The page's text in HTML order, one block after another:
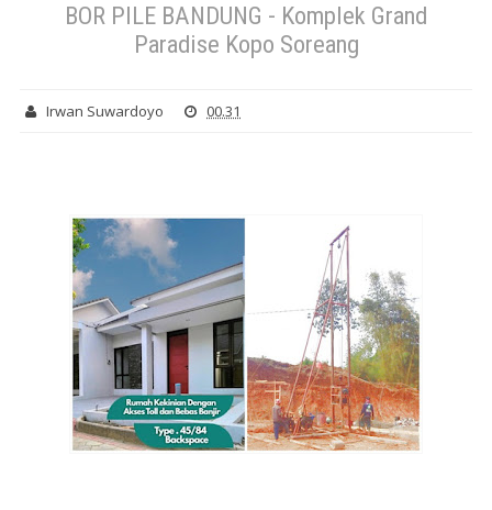
BOR PILE BANDUNG - Komplek Grand
Paradise Kopo Soreang
Irwan Suwardoyo 00.31